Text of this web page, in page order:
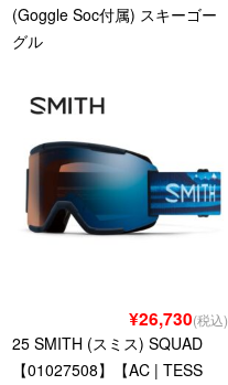
(Goggle Soc付属) スキーゴー
グル
¥26,730(税込)
25 SMITH (スミス) SQUAD
【01027508】【AC | TESS